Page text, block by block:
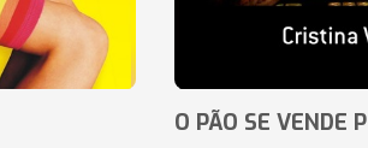
O PÃO SE VENDE